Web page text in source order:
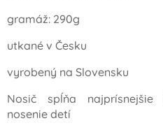
gramáž: 290g
utkané v Česku
vyrobený na Slovensku
Nosič spĺňa
nosenie detí